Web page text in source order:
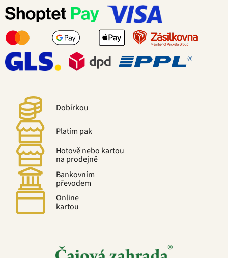
Dobírkou
Platím pak
Hotově nebo kartou
na prodejně
Bankovním
převodem
Online
kartou